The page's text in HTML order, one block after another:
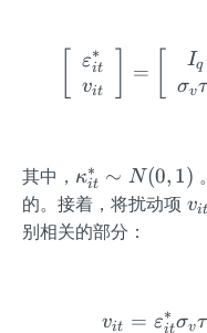
εit
∗
vit
=
Iq
σvτ
其中， \k
ap
pa
κit
∗ ∼ N(0, 1)
的。接着，将扰动项 v
vit
别相关的部分：
vit = εit
∗ σvτ